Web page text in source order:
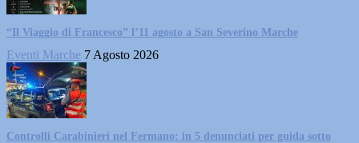
“Il Viaggio di Francesco” l’11 agosto a San Severino Marche
Eventi Marche 7 Agosto 2026
Controlli Carabinieri nel Fermano: in 5 denunciati per guida sotto